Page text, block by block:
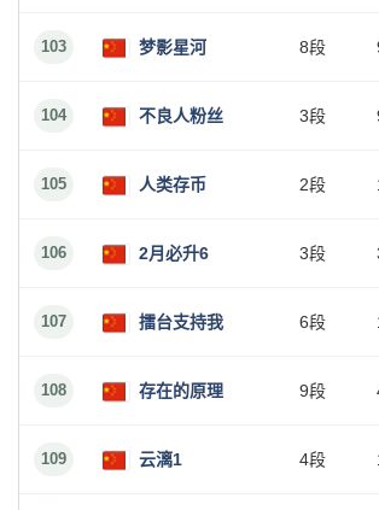
103 梦影星河 8段
104 不良人粉丝 3段
105 人类存币 2段
106 2月必升6 3段
107 擂台支持我 6段
108 存在的原理 9段
109 云漓1 4段